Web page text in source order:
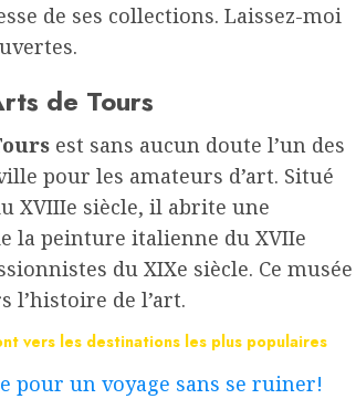
de ses collections. Laissez-moi
de Tours
est sans aucun doute l’un des
pour les amateurs d’art. Situé
XVIIIe siècle, il abrite une
la peinture italienne du XVIIe
du XIXe siècle. Ce musée
l’histoire de l’art.
vers les destinations les plus populaires
pour un voyage sans se ruiner!